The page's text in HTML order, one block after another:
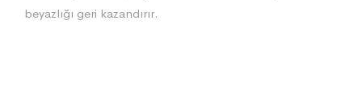
beyazlığı geri kazandırır.